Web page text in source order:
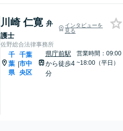
川崎 仁寛 弁
護士
インタビューを
見る
佐野総合法律事務所
千
葉
県
|
千葉
市中
央区
県庁前駅
から徒歩4
分
営業時間：09:00
~18:00（平日）